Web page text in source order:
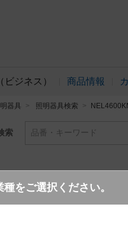
ジネス） 商品情報
器具 照明器具検索
索 品番・キーワード
RX9(マルチコンフォ
をご選択ください。